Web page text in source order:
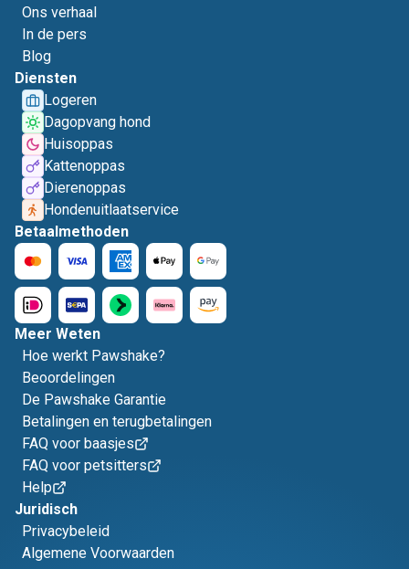
Ons verhaal
In de pers
Blog
Diensten
Logeren
Dagopvang hond
Huisoppas
Kattenoppas
Dierenoppas
Hondenuitlaatservice
Betaalmethoden
Meer Weten
Hoe werkt Pawshake?
Beoordelingen
De Pawshake Garantie
Betalingen en terugbetalingen
FAQ voor baasjes
FAQ voor petsitters
Help
Juridisch
Privacybeleid
Algemene Voorwaarden